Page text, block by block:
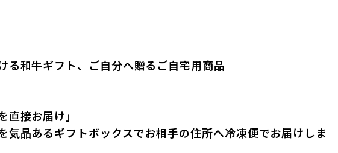
る和牛ギフト、ご自分へ贈るご自宅用商品
直接お届け」
気品あるギフトボックスでお相手の住所へ冷凍便でお届けしま